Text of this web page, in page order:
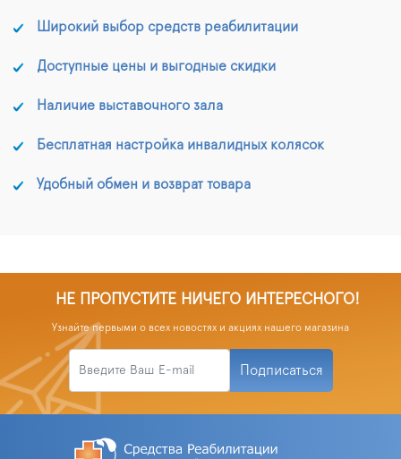
Широкий выбор средств реабилитации
Доступные цены и выгодные скидки
Наличие выставочного зала
Бесплатная настройка инвалидных колясок
Удобный обмен и возврат товара
НЕ ПРОПУСТИТЕ НИЧЕГО ИНТЕРЕСНОГО!
Узнайте первыми о всех новостях и акциях нашего магазина
Подписаться